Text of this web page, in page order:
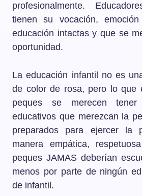
profesionalmente.
tienen su vocación,
educación intactas y que se
oportunidad.
La educación infantil no es
de color de rosa, pero lo que
peques se merecen tener
educativos que merezcan la
preparados para ejercer la
manera empática,
peques JAMAS deberían
menos por parte de ningún
de infantil.